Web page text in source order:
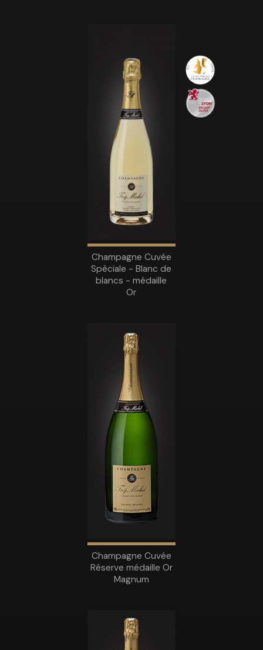
Champagne Cuvée
Spéciale - Blanc de
blancs - médaille
Or
Champagne Cuvée
Réserve médaille Or
Magnum